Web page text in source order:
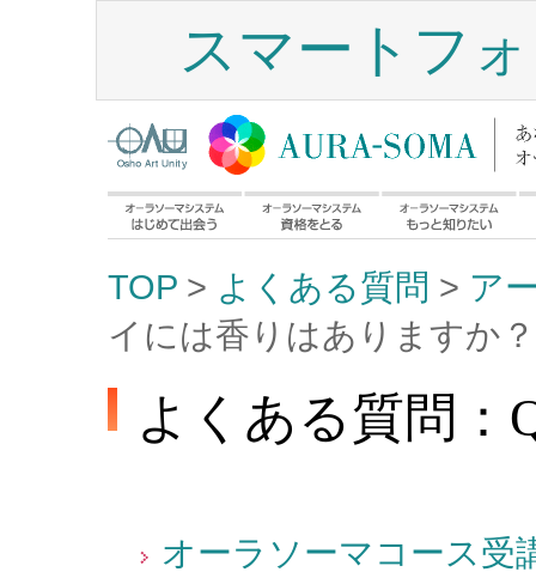
スマートフ
TOP > よくある質問 > ア
イには香りはありますか？
よくある質問：
オーラソーマコース受